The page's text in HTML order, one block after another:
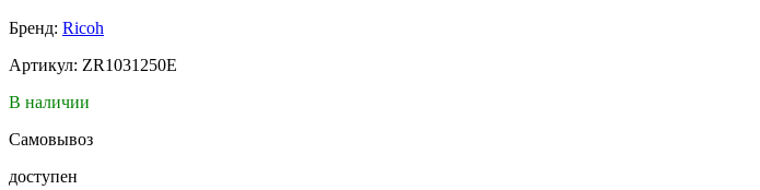
Бренд: Ricoh
Артикул: ZR1031250E
В наличии
Самовывоз
доступен